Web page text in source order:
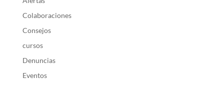
Colaboraciones
Consejos
cursos
Denuncias
Eventos